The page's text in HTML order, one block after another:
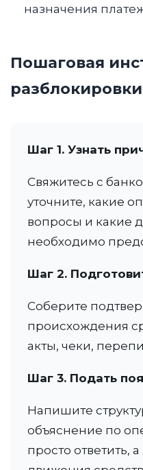
назначения
Пошаговая
Шаг 1. Узнать
Свяжитесь с
уточните, какие
вопросы и какие
необходимо
Шаг 2.
Соберите
происхождения
акты, чеки,
Шаг 3. Подать
Напишите
объяснение по
просто ответить,